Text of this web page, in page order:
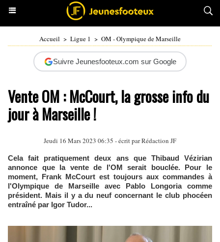
Accueil > Ligue 1 > OM - Olympique de Marseille
Suivre Jeunesfooteux.com sur Google
Vente OM : McCourt, la grosse info du
jour à Marseille !
Jeudi 16 Mars 2023 06:35 - écrit par Rédaction JF
Cela fait pratiquement deux ans que Thibaud Vézirian
annonce que la vente de l'OM serait bouclée. Pour le
moment, Frank McCourt est toujours aux commandes à
l'Olympique de Marseille avec Pablo Longoria comme
président. Mais il y a du neuf concernant le club phocéen
entraîné par Igor Tudor...